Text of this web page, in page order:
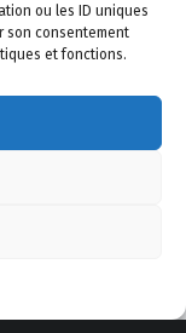
ou les ID uniques
son consentement
et fonctions.
Mentions légales
Facebook
E-mail Back to top ↑